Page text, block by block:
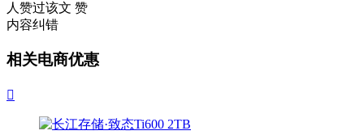
人赞过该文 赞
内容纠错
相关电商优惠
